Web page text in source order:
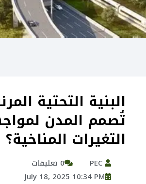
البنية التحتية
تُصمم المدن
التغيرات المناخية؟
0 تعليقات
July 18, 2025 10:34 PM